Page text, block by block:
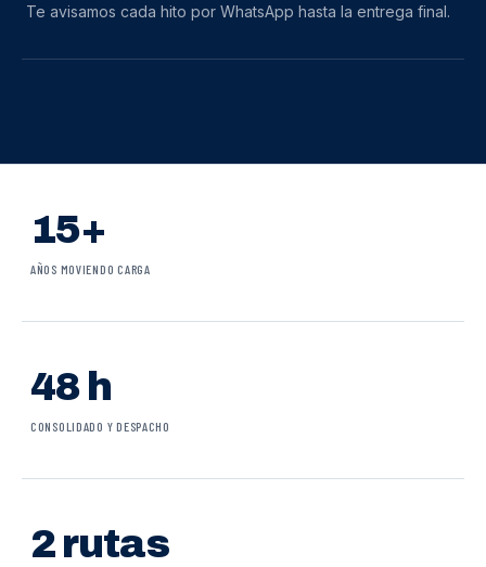
Te avisamos cada hito por WhatsApp hasta la entrega final.
15+
AÑOS MOVIENDO CARGA
48 h
CONSOLIDADO Y DESPACHO
2 rutas